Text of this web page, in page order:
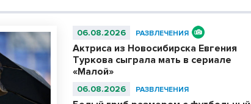
06.08.2026 РАЗВЛЕЧЕНИЯ
Актриса из Новосибирска Евгения
Туркова сыграла мать в сериале
«Малой»
06.08.2026 РАЗВЛЕЧЕНИЯ